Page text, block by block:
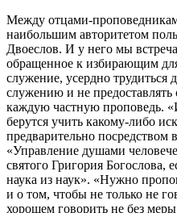
Между отцами-
наибольшим авторитетом
Двоеслов. И у него мы
обращенное к избирающим
служение, усердно трудиться
служению и не
каждую частную проповедь.
берутся учить какому-либо
предварительно
«Управление душами
святого Григория Богослова,
наука из наук». «Нужно
и о том, чтобы не только не
хорошем говорить не без